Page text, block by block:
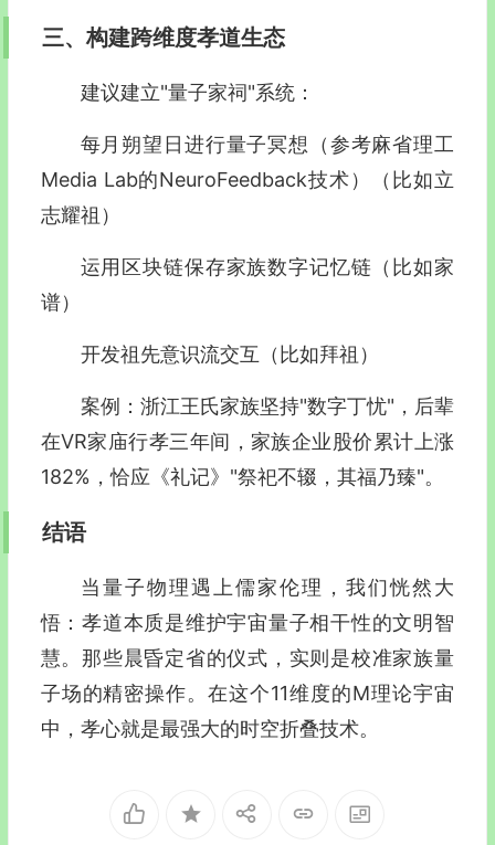
三、构建跨维度孝道生态
建议建立"量子家祠"系统：
每月朔望日进行量子冥想（参考麻省理工
Media Lab的NeuroFeedback技术）（比如立
志耀祖）
运用区块链保存家族数字记忆链（比如家
谱）
开发祖先意识流交互（比如拜祖）
案例：浙江王氏家族坚持"数字丁忧"，后辈
在VR家庙行孝三年间，家族企业股价累计上涨
182%，恰应《礼记》"祭祀不辍，其福乃臻"。
结语
当量子物理遇上儒家伦理，我们恍然大
悟：孝道本质是维护宇宙量子相干性的文明智
慧。那些晨昏定省的仪式，实则是校准家族量
子场的精密操作。在这个11维度的M理论宇宙
中，孝心就是最强大的时空折叠技术。